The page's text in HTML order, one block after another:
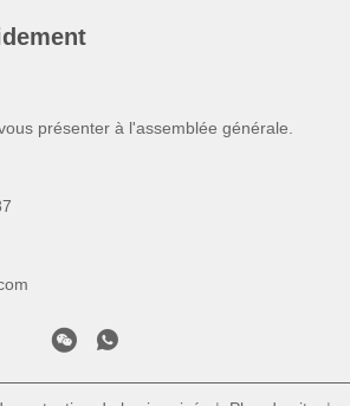
présenter à l'assemblée générale.